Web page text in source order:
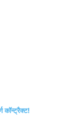
कॉन्ट्रैक्ट!